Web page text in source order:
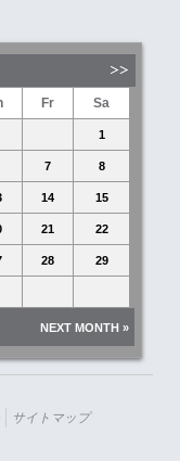
Fr Sa
1
7 8
14 15
21 22
28 29
NEXT MONTH »
サイトマップ